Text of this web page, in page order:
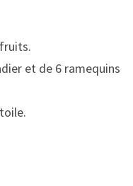
et de 6 ramequins